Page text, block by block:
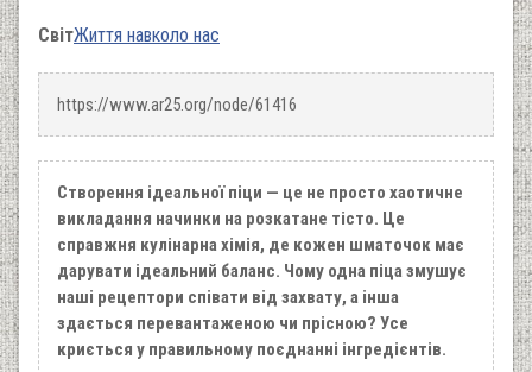
СвітЖиття навколо нас
https://www.ar25.org/node/61416
Створення ідеальної піци — це не просто хаотичне
викладання начинки на розкатане тісто. Це
справжня кулінарна хімія, де кожен шматочок має
дарувати ідеальний баланс. Чому одна піца змушує
наші рецептори співати від захвату, а інша
здається перевантаженою чи прісною? Усе
криється у правильному поєднанні інгредієнтів.